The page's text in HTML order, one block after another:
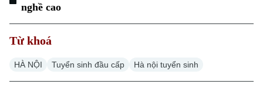
nghề cao
Từ khoá
HÀ NỘI Tuyển sinh đầu cấp Hà nội tuyển sinh